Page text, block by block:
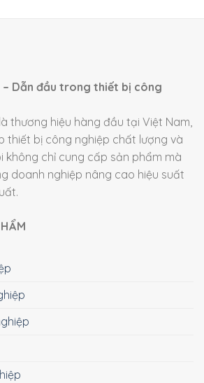
Dẫn đầu trong thiết bị công
thương hiệu hàng đầu tại Việt Nam,
thiết bị công nghiệp chất lượng và
không chỉ cung cấp sản phẩm mà
doanh nghiệp nâng cao hiệu suất